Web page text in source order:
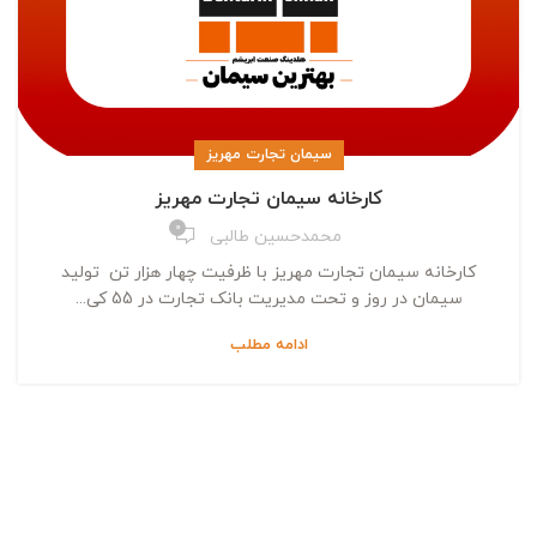
سیمان تجارت مهریز
کارخانه سیمان تجارت مهریز
محمدحسین طالبی 0
کارخانه سیمان تجارت مهریز با ظرفیت چهار هزار تن تولید
سیمان در روز و تحت مدیریت بانک تجارت در 55 کی...
ادامه مطلب